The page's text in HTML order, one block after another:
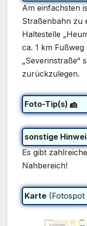
Am einfachsten
Straßenbahn zu
Haltestelle
ca. 1 km
„Severinstraße“
zurückzulegen.
Foto-Tip(s)
sonstige
Es gibt
Nahbereich!
Karte